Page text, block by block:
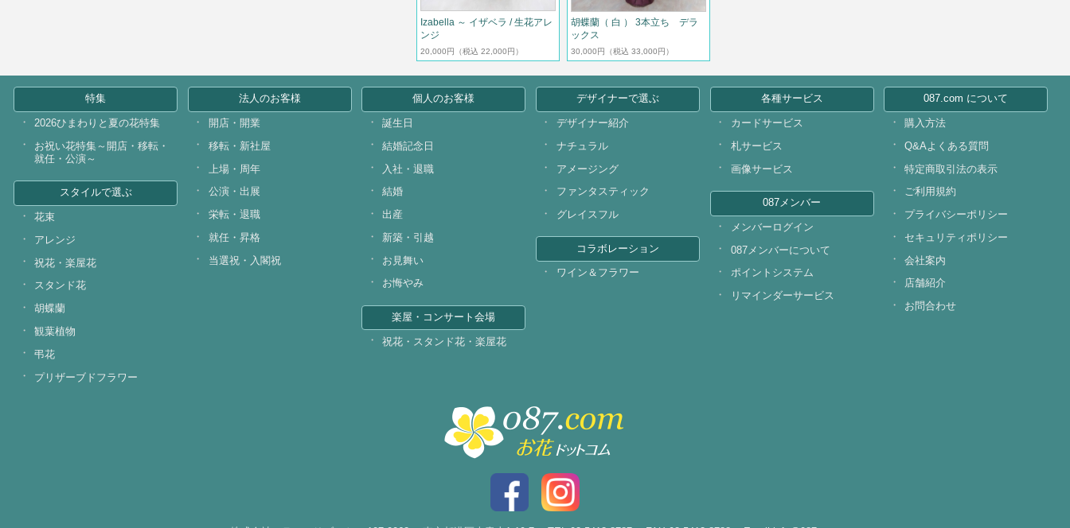
Izabella ～ イザベラ / 生花アレ
ンジ
20,000円 （税込 22,000円）
胡蝶蘭（ 白 ） 3本立ち デラ
ックス
30,000円 （税込 33,000円）
特集
2026ひまわりと夏の花特集
お祝い花特集～開店・移転・
就任・公演～
スタイルで選ぶ
花束
アレンジ
祝花・楽屋花
スタンド花
胡蝶蘭
観葉植物
弔花
プリザーブドフラワー
法人のお客様
開店・開業
移転・新社屋
上場・周年
公演・出展
栄転・退職
就任・昇格
当選祝・入閣祝
個人のお客様
誕生日
結婚記念日
入社・退職
結婚
出産
新築・引越
お見舞い
お悔やみ
楽屋・コンサート会場
祝花・スタンド花・楽屋花
デザイナーで選ぶ
デザイナー紹介
ナチュラル
アメージング
ファンタスティック
グレイスフル
コラボレーション
ワイン＆フラワー
各種サービス
カードサービス
札サービス
画像サービス
087メンバー
メンバーログイン
087メンバーについて
ポイントシステム
リマインダーサービス
087.com について
購入方法
Q&Aよくある質問
特定商取引法の表示
ご利用規約
プライバシーポリシー
セキュリティポリシー
会社案内
店舗紹介
お問合わせ